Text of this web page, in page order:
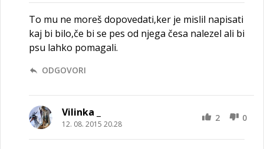
To mu ne moreš dopovedati,ker je mislil napisati
kaj bi bilo,če bi se pes od njega česa nalezel ali bi
psu lahko pomagali.
ODGOVORI
Vilinka _
12. 08. 2015 20.28
2 0